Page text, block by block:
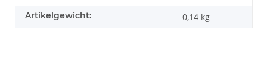
Artikelgewicht: 0,14 kg